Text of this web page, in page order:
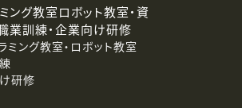
供停止）
ング教室ロボット教室・資
業訓練・企業向け研修
ミング教室・ロボット教室
研修